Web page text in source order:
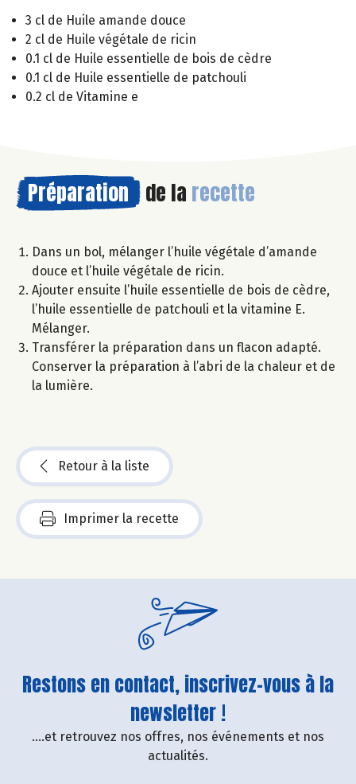
3 cl de Huile amande douce
2 cl de Huile végétale de ricin
0.1 cl de Huile essentielle de bois de cèdre
0.1 cl de Huile essentielle de patchouli
0.2 cl de Vitamine e
Préparation de la recette
Dans un bol, mélanger l’huile végétale d’amande
douce et l’huile végétale de ricin.
Ajouter ensuite l’huile essentielle de bois de cèdre,
l’huile essentielle de patchouli et la vitamine E.
Mélanger.
Transférer la préparation dans un flacon adapté.
Conserver la préparation à l’abri de la chaleur et de
la lumière.
Retour à la liste
Imprimer la recette
Restons en contact, inscrivez-vous à la
newsletter !
....et retrouvez nos offres, nos événements et nos
actualités.